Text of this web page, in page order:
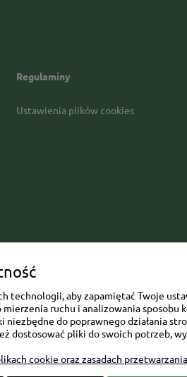
Regulaminy
Ustawienia plików cookies
technologii, aby zapamiętać Twoje
ruchu i analizowania sposobu
niezbędne do poprawnego działania
dostosować pliki do swoich potrzeb,
cookie oraz zasadach